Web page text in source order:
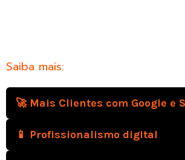
Saiba mais:
🚀 Mais Clientes com Google e
📱 Profissionalismo digital